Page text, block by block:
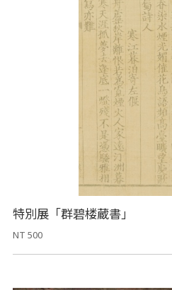
特別展「群碧楼蔵書」
NT 500